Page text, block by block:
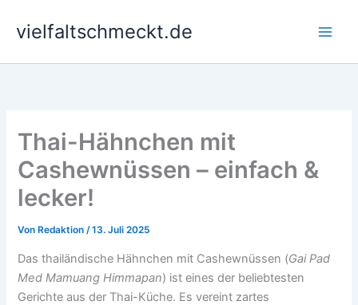
Inhaltvielfaltschmeckt.de
Thai-Hähnchen mit
Cashewnüssen – einfach &
lecker!
Von Redaktion/13. Juli 2025
Das thailändische Hähnchen mit Cashewnüssen (Gai Pad
Med Mamuang Himmapan) ist eines der beliebtesten
Gerichte aus der Thai-Küche. Es vereint zartes